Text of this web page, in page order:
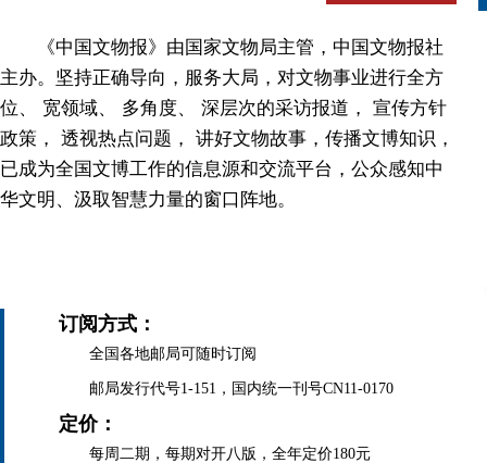
《中国文物报》由国家文物局主管，中国文物报社
主办。坚持正确导向，服务大局，对文物事业进行全方
位、 宽领域、 多角度、 深层次的采访报道， 宣传方针
政策， 透视热点问题， 讲好文物故事，传播文博知识，
已成为全国文博工作的信息源和交流平台，公众感知中
华文明、汲取智慧力量的窗口阵地。
订阅方式：
全国各地邮局可随时订阅
邮局发行代号1-151，国内统一刊号CN11-0170
定价：
每周二期，每期对开八版，全年定价180元